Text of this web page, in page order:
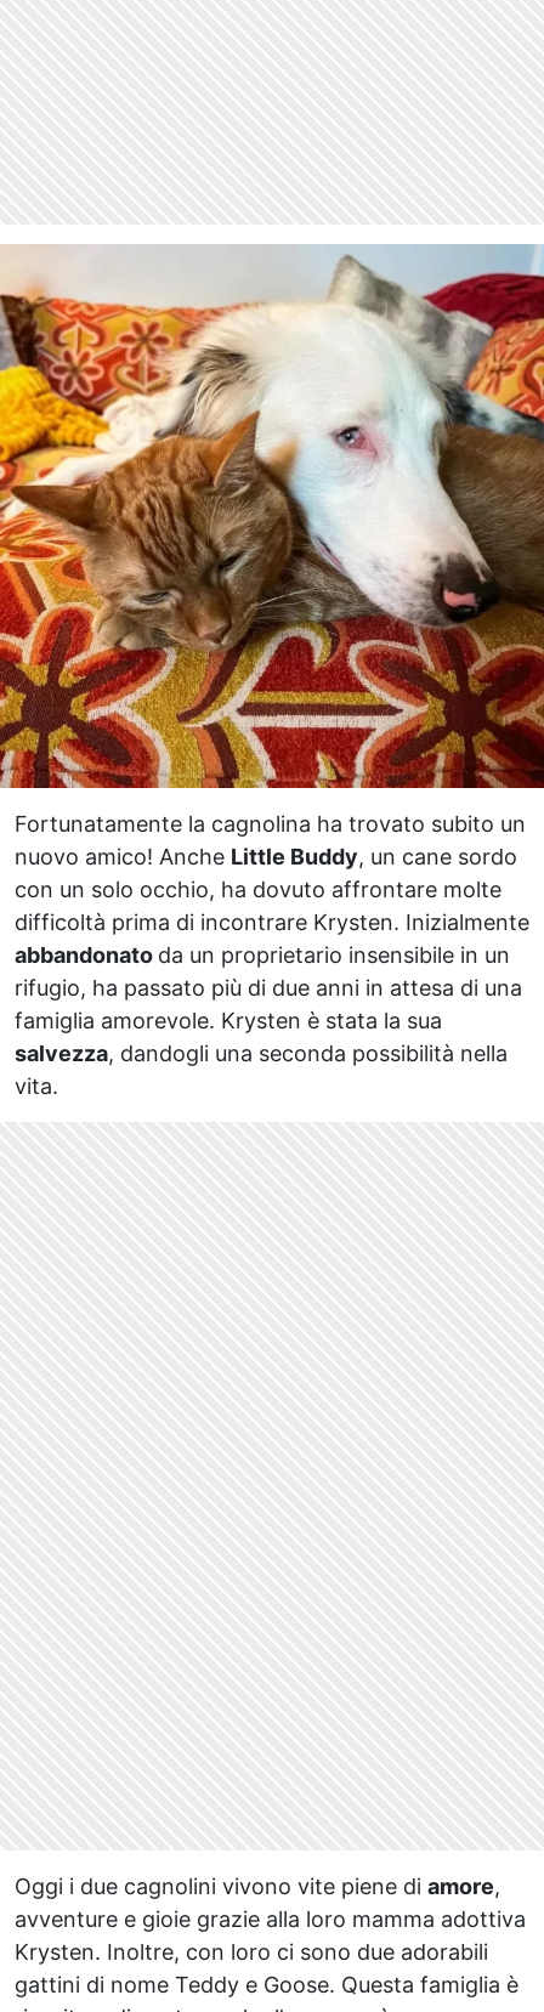
Fortunatamente la cagnolina ha trovato subito un
nuovo amico! Anche Little Buddy, un cane sordo
con un solo occhio, ha dovuto affrontare molte
difficoltà prima di incontrare Krysten. Inizialmente
abbandonato da un proprietario insensibile in un
rifugio, ha passato più di due anni in attesa di una
famiglia amorevole. Krysten è stata la sua
salvezza, dandogli una seconda possibilità nella
vita.
Oggi i due cagnolini vivono vite piene di amore,
avventure e gioie grazie alla loro mamma adottiva
Krysten. Inoltre, con loro ci sono due adorabili
gattini di nome Teddy e Goose. Questa famiglia è